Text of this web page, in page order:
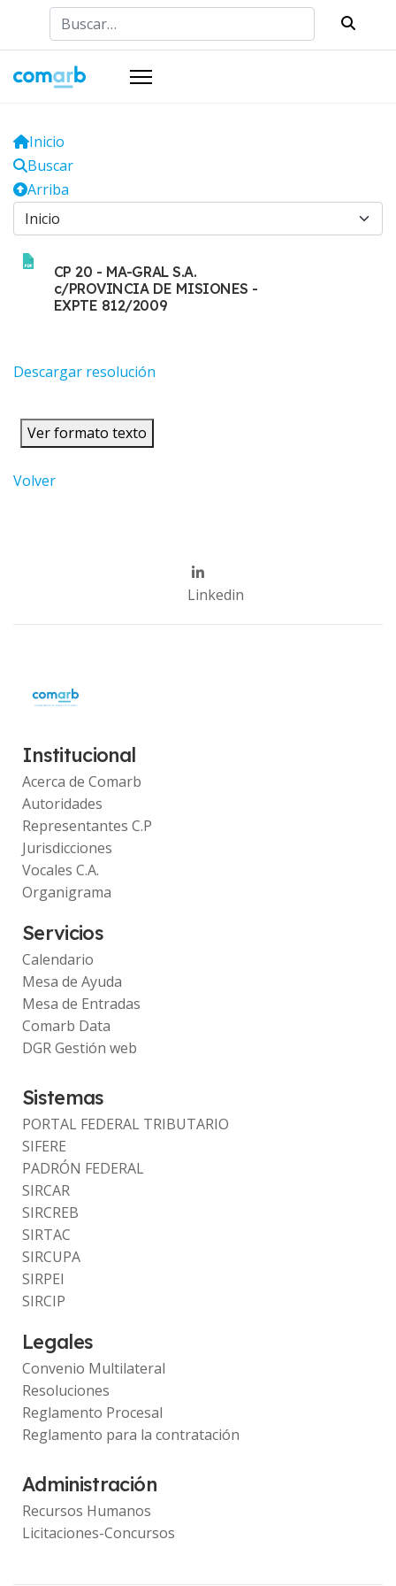
Buscar
Inicio
Buscar
Arriba
CP 20 - MA-GRAL S.A.
c/PROVINCIA DE MISIONES -
EXPTE 812/2009
Descargar resolución
Ver formato texto
Volver
Linkedin
Institucional
Acerca de Comarb
Autoridades
Representantes C.P
Jurisdicciones
Vocales C.A.
Organigrama
Servicios
Calendario
Mesa de Ayuda
Mesa de Entradas
Comarb Data
DGR Gestión web
Sistemas
PORTAL FEDERAL TRIBUTARIO
SIFERE
PADRÓN FEDERAL
SIRCAR
SIRCREB
SIRTAC
SIRCUPA
SIRPEI
SIRCIP
Legales
Convenio Multilateral
Resoluciones
Reglamento Procesal
Reglamento para la contratación
Administración
Recursos Humanos
Licitaciones-Concursos